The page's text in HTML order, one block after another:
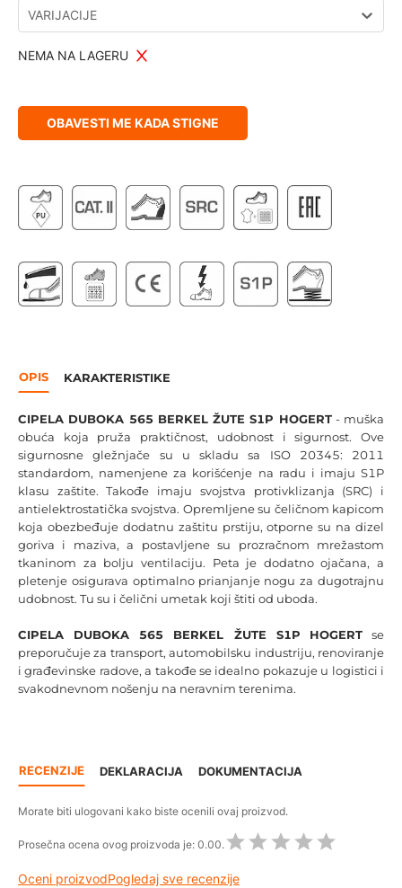
VARIJACIJE
NEMA NA LAGERU
OBAVESTI ME KADA STIGNE
OPIS KARAKTERISTIKE
CIPELA DUBOKA 565 BERKEL ŽUTE S1P HOGERT- muška
obuća koja pruža praktičnost, udobnost i sigurnost. Ove
sigurnosne gležnjače su u skladu sa ISO 20345: 2011
standardom, namenjene za korišćenje na radu i imaju S1P
klasu zaštite. Takođe imaju svojstva protivklizanja (SRC) i
antielektrostatička svojstva. Opremljene su čeličnom kapicom
koja obezbeđuje dodatnu zaštitu prstiju, otporne su na dizel
goriva i maziva, a postavljene su prozračnom mrežastom
tkaninom za bolju ventilaciju. Peta je dodatno ojačana, a
pletenje osigurava optimalno prianjanje nogu za dugotrajnu
udobnost. Tu su i čelični umetak koji štiti od uboda.
CIPELA DUBOKA 565 BERKEL ŽUTE S1P HOGERTse
preporučuje za transport, automobilsku industriju, renoviranje
i građevinske radove, a takođe se idealno pokazuje u logistici i
svakodnevnom nošenju na neravnim terenima.
RECENZIJE DEKLARACIJA DOKUMENTACIJA
Morate biti ulogovani kako biste ocenili ovaj proizvod.
Prosečna ocena ovog proizvoda je: 0.00.
Oceni proizvodPogledaj sve recenzije